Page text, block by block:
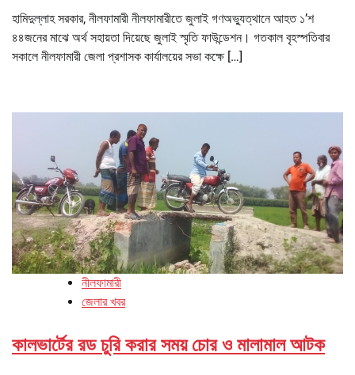
হামিদুল্লাহ সরকার, নীলফামারী নীলফামারীতে জুলাই গণঅভ্যুত্থানে আহত ১’শ
৪৪জনের মাঝে অর্থ সহায়তা দিয়েছে জুলাই স্মৃতি ফাউন্ডেশন। গতকাল বৃহস্পতিবার
সকালে নীলফামারী জেলা প্রশাসক কার্যালয়ের সভা কক্ষে […]
নীলফামারী
জেলার খবর
কালভার্টের রড চুরি করার সময় চোর ও মালামাল আটক